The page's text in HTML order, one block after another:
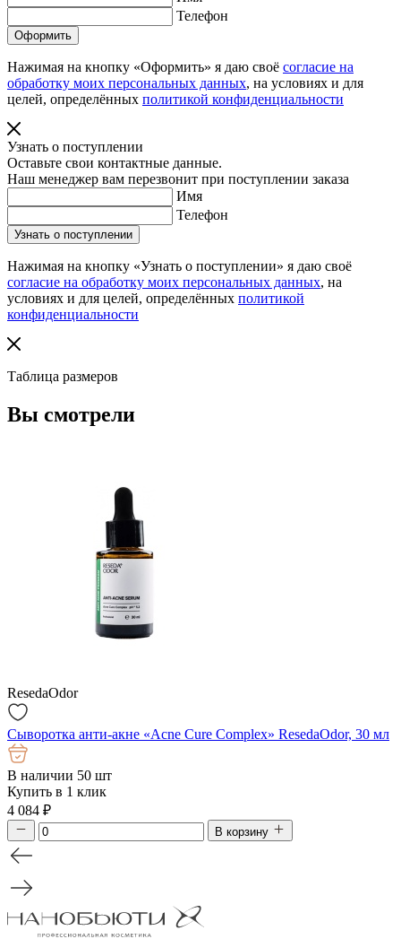
Телефон
Нажимая на кнопку «Оформить» я даю своё согласие на
обработку моих персональных данных, на условиях и для
целей, определённых политикой конфиденциальности
Узнать о поступлении
Оставьте свои контактные данные.
Наш менеджер вам перезвонит при поступлении заказа
Имя
Телефон
Нажимая на кнопку «Узнать о поступлении» я даю своё
согласие на обработку моих персональных данных, на
условиях и для целей, определённых политикой
конфиденциальности
Таблица размеров
Вы смотрели
ResedaOdor
Сыворотка анти-акне «Acne Cure Complex» ResedaOdor, 30 мл
В наличии 50 шт
Купить в 1 клик
4 084 ₽
В корзину